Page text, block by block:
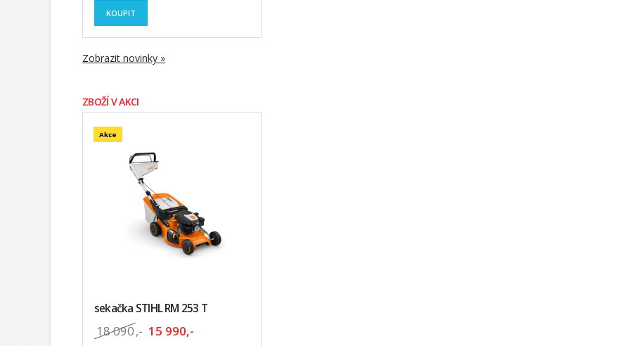
KOUPIT
Zobrazit novinky »
ZBOŽÍ V AKCI
Akce
sekačka STIHL RM 253 T
18 090,- 15 990,-